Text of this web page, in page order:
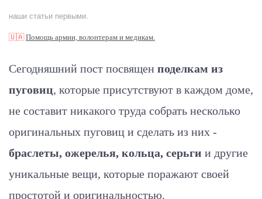
наши статьи первыми.
🇺🇦Помощь армии, волонтерам и медикам.
Сегодняшний пост посвящен поделкам из
пуговиц, которые присутствуют в каждом доме,
не составит никакого труда собрать несколько
оригинальных пуговиц и сделать из них -
браслеты, ожерелья, кольца, серьги и другие
уникальные вещи, которые поражают своей
простотой и оригинальностью.